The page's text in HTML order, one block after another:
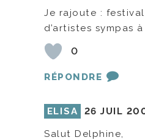
Je rajoute :
d’artistes sympas
0
RÉPONDRE
ELISA 26 JUIL
Salut Delphine,